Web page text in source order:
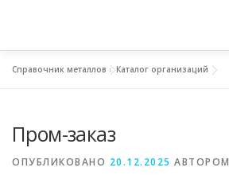
МЕТАЛЛЫ И ОКРУЖАЮЩАЯ СРЕДА
Справочник металлов »Каталог организаций
Пром-заказ
ОПУБЛИКОВАНО 20.12.2025 АВТОРОМ